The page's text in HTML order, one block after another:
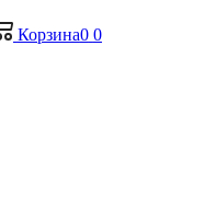
Корзина0 0